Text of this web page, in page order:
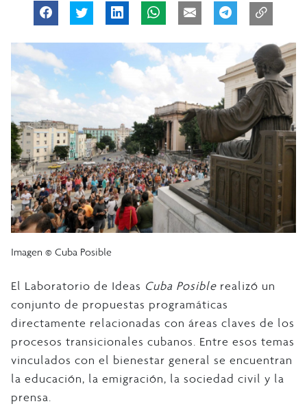
Imagen © Cuba Posible
El Laboratorio de Ideas Cuba Posible realizó un
conjunto de propuestas programáticas
directamente relacionadas con áreas claves de los
procesos transicionales cubanos. Entre esos temas
vinculados con el bienestar general se encuentran
la educación, la emigración, la sociedad civil y la
prensa.